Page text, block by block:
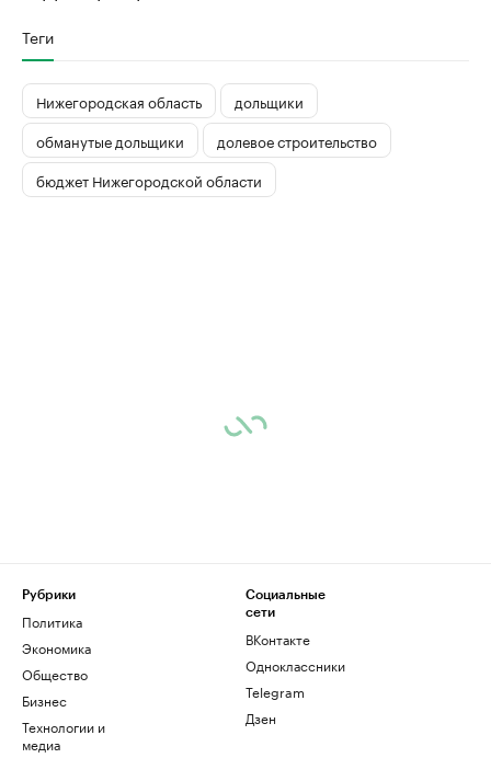
Теги
Нижегородская область
дольщики
обманутые дольщики
долевое строительство
бюджет Нижегородской области
Рубрики
Политика
Экономика
Общество
Бизнес
Технологии и
медиа
Социальные
сети
ВКонтакте
Одноклассники
Telegram
Дзен